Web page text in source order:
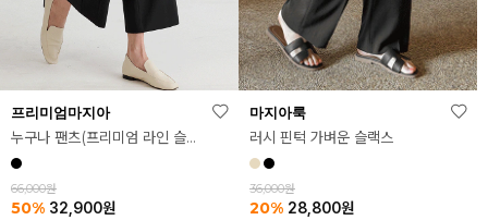
프리미엄마지아
누구나 팬츠(프리미엄 라인 슬랙스ver.)
66,000원
50% 32,900원
마지아룩
러시 핀턱 가벼운 슬랙스
36,000원
20% 28,800원